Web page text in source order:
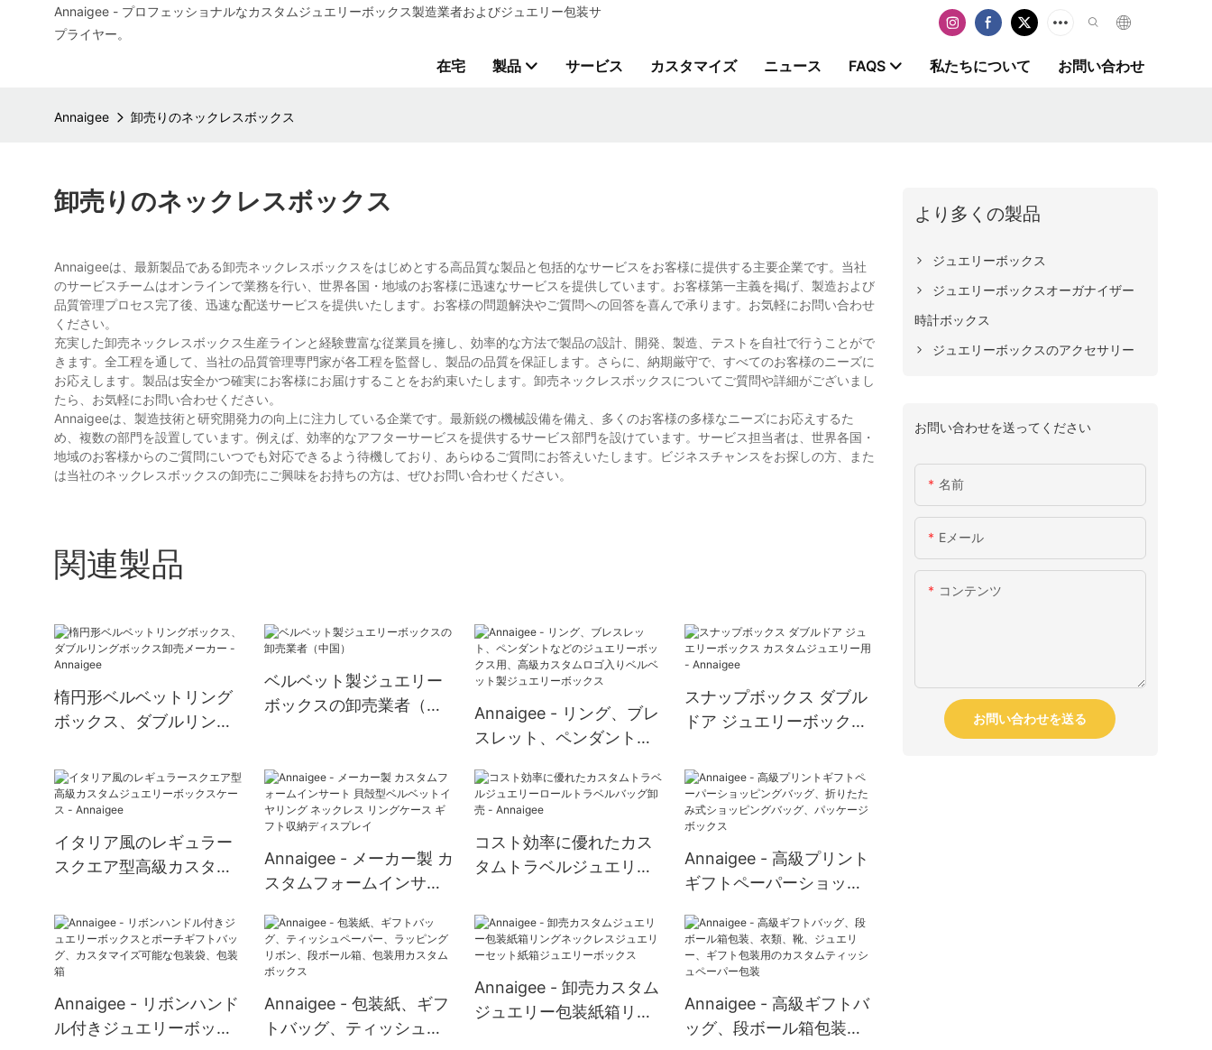
Annaigee - プロフェッショナルなカスタムジュエリーボックス製造業者およびジュエリー包装サ
プライヤー。
在宅 製品 サービス カスタマイズ ニュース FAQS 私たちについて お問い合わせ
Annaigee 卸売りのネックレスボックス
卸売りのネックレスボックス
Annaigeeは、最新製品である卸売ネックレスボックスをはじめとする高品質な製品と包括的なサービスをお客様に提供する主要企業です。当社
のサービスチームはオンラインで業務を行い、世界各国・地域のお客様に迅速なサービスを提供しています。お客様第一主義を掲げ、製造および
品質管理プロセス完了後、迅速な配送サービスを提供いたします。お客様の問題解決やご質問への回答を喜んで承ります。お気軽にお問い合わせ
ください。
充実した卸売ネックレスボックス生産ラインと経験豊富な従業員を擁し、効率的な方法で製品の設計、開発、製造、テストを自社で行うことがで
きます。全工程を通して、当社の品質管理専門家が各工程を監督し、製品の品質を保証します。さらに、納期厳守で、すべてのお客様のニーズに
お応えします。製品は安全かつ確実にお客様にお届けすることをお約束いたします。卸売ネックレスボックスについてご質問や詳細がございまし
たら、お気軽にお問い合わせください。
Annaigeeは、製造技術と研究開発力の向上に注力している企業です。最新鋭の機械設備を備え、多くのお客様の多様なニーズにお応えするた
め、複数の部門を設置しています。例えば、効率的なアフターサービスを提供するサービス部門を設けています。サービス担当者は、世界各国・
地域のお客様からのご質問にいつでも対応できるよう待機しており、あらゆるご質問にお答えいたします。ビジネスチャンスをお探しの方、また
は当社のネックレスボックスの卸売にご興味をお持ちの方は、ぜひお問い合わせください。
関連製品
楕円形ベルベットリング
ボックス、ダブルリング
Annaigee
ベルベット製ジュエリー
ボックスの卸売業者（中
Annaigee - リング、ブレ
スレット、ペンダントな
用、高級カスタムロゴ入
りベルベット製ジュエリ
ーボックス
スナップボックス ダブル
ドア ジュエリーボックス
Annaigee
イタリア風のレギュラー
スクエア型高級カスタム
ス - Annaigee
Annaigee - メーカー製 カ
スタムフォームインサー
リング ネックレス リング
ケース ギフト収納ディス
プレイ
コスト効率に優れたカス
タムトラベルジュエリー
売 - Annaigee
Annaigee - 高級プリント
ギフトペーパーショッピ
式ショッピングバッグ、
パッケージボックス
Annaigee - リボンハンド
ル付きジュエリーボック
Annaigee - 包装紙、ギフ
トバッグ、ティッシュペ
Annaigee - 卸売カスタム
ジュエリー包装紙箱リン
Annaigee - 高級ギフトバ
ッグ、段ボール箱包装、
より多くの製品
ジュエリーボックス
ジュエリーボックスオーガナイザー
時計ボックス
ジュエリーボックスのアクセサリー
お問い合わせを送ってください
名前
Eメール
コンテンツ
お問い合わせを送る